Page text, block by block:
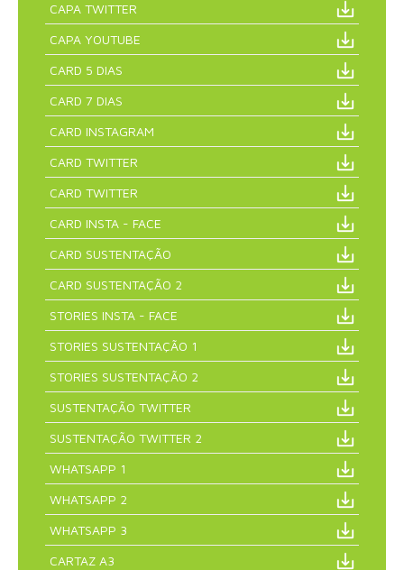
CAPA TWITTER
CAPA YOUTUBE
CARD 5 DIAS
CARD 7 DIAS
CARD INSTAGRAM
CARD TWITTER
CARD TWITTER
CARD INSTA - FACE
CARD SUSTENTAÇÃO
CARD SUSTENTAÇÃO 2
STORIES INSTA - FACE
STORIES SUSTENTAÇÃO 1
STORIES SUSTENTAÇÃO 2
SUSTENTAÇÃO TWITTER
SUSTENTAÇÃO TWITTER 2
WHATSAPP 1
WHATSAPP 2
WHATSAPP 3
CARTAZ A3